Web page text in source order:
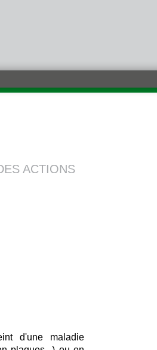
ACTIONS
d'une maladie